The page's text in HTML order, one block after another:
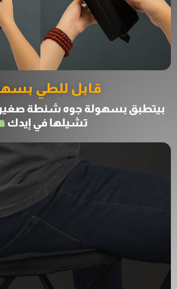
قابل للطي
بيتطبق بسهولة جوه شنطة
تشيلها في إيدك